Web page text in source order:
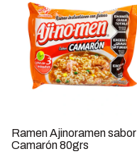
Ramen Ajinoramen sabor
Camarón 80grs